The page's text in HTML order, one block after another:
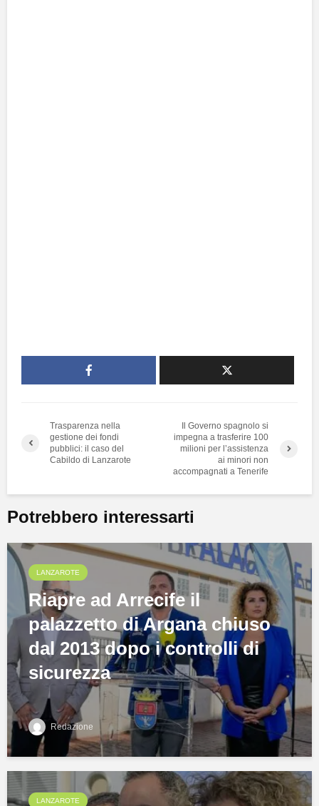
Trasparenza nella
gestione dei fondi
pubblici: il caso del
Cabildo di Lanzarote
Il Governo spagnolo si
impegna a trasferire 100
milioni per l’assistenza
ai minori non
accompagnati a Tenerife
Potrebbero interessarti
LANZAROTE
Riapre ad Arrecife il
palazzetto di Argana chiuso
dal 2013 dopo i controlli di
sicurezza
Redazione
LANZAROTE